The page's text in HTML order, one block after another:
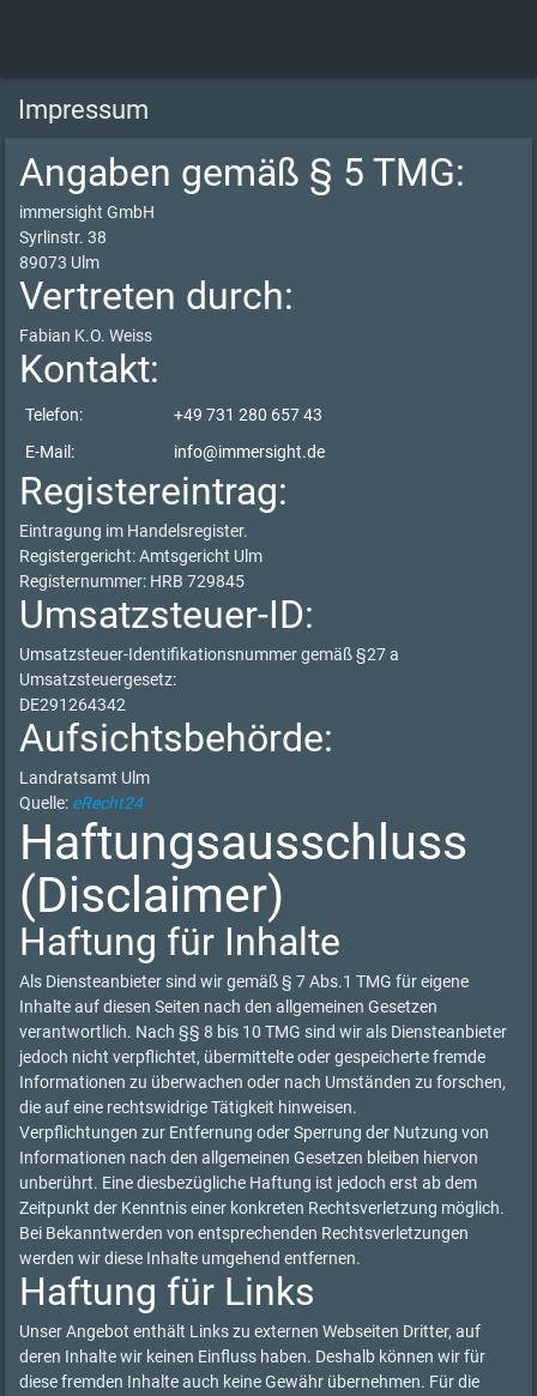
Impressum
Angaben gemäß § 5 TMG:
immersight GmbH
Syrlinstr. 38
89073 Ulm
Vertreten durch:
Fabian K.O. Weiss
Kontakt:
Telefon:
+49 731 280 657 43
E-Mail:
info@immersight.de
Registereintrag:
Eintragung im Handelsregister.
Registergericht: Amtsgericht Ulm
Registernummer: HRB 729845
Umsatzsteuer-ID:
Umsatzsteuer-Identifikationsnummer gemäß §27 a
Umsatzsteuergesetz:
DE291264342
Aufsichtsbehörde:
Landratsamt Ulm
Quelle: eRecht24
Haftungsausschluss
(Disclaimer)
Haftung für Inhalte
Als Diensteanbieter sind wir gemäß § 7 Abs.1 TMG für eigene
Inhalte auf diesen Seiten nach den allgemeinen Gesetzen
verantwortlich. Nach §§ 8 bis 10 TMG sind wir als Diensteanbieter
jedoch nicht verpflichtet, übermittelte oder gespeicherte fremde
Informationen zu überwachen oder nach Umständen zu forschen,
die auf eine rechtswidrige Tätigkeit hinweisen.
Verpflichtungen zur Entfernung oder Sperrung der Nutzung von
Informationen nach den allgemeinen Gesetzen bleiben hiervon
unberührt. Eine diesbezügliche Haftung ist jedoch erst ab dem
Zeitpunkt der Kenntnis einer konkreten Rechtsverletzung möglich.
Bei Bekanntwerden von entsprechenden Rechtsverletzungen
werden wir diese Inhalte umgehend entfernen.
Haftung für Links
Unser Angebot enthält Links zu externen Webseiten Dritter, auf
deren Inhalte wir keinen Einfluss haben. Deshalb können wir für
diese fremden Inhalte auch keine Gewähr übernehmen. Für die